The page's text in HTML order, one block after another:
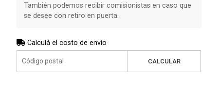
También podemos recibir comisionistas en caso que
se desee con retiro en puerta.
Calculá el costo de envío
CALCULAR